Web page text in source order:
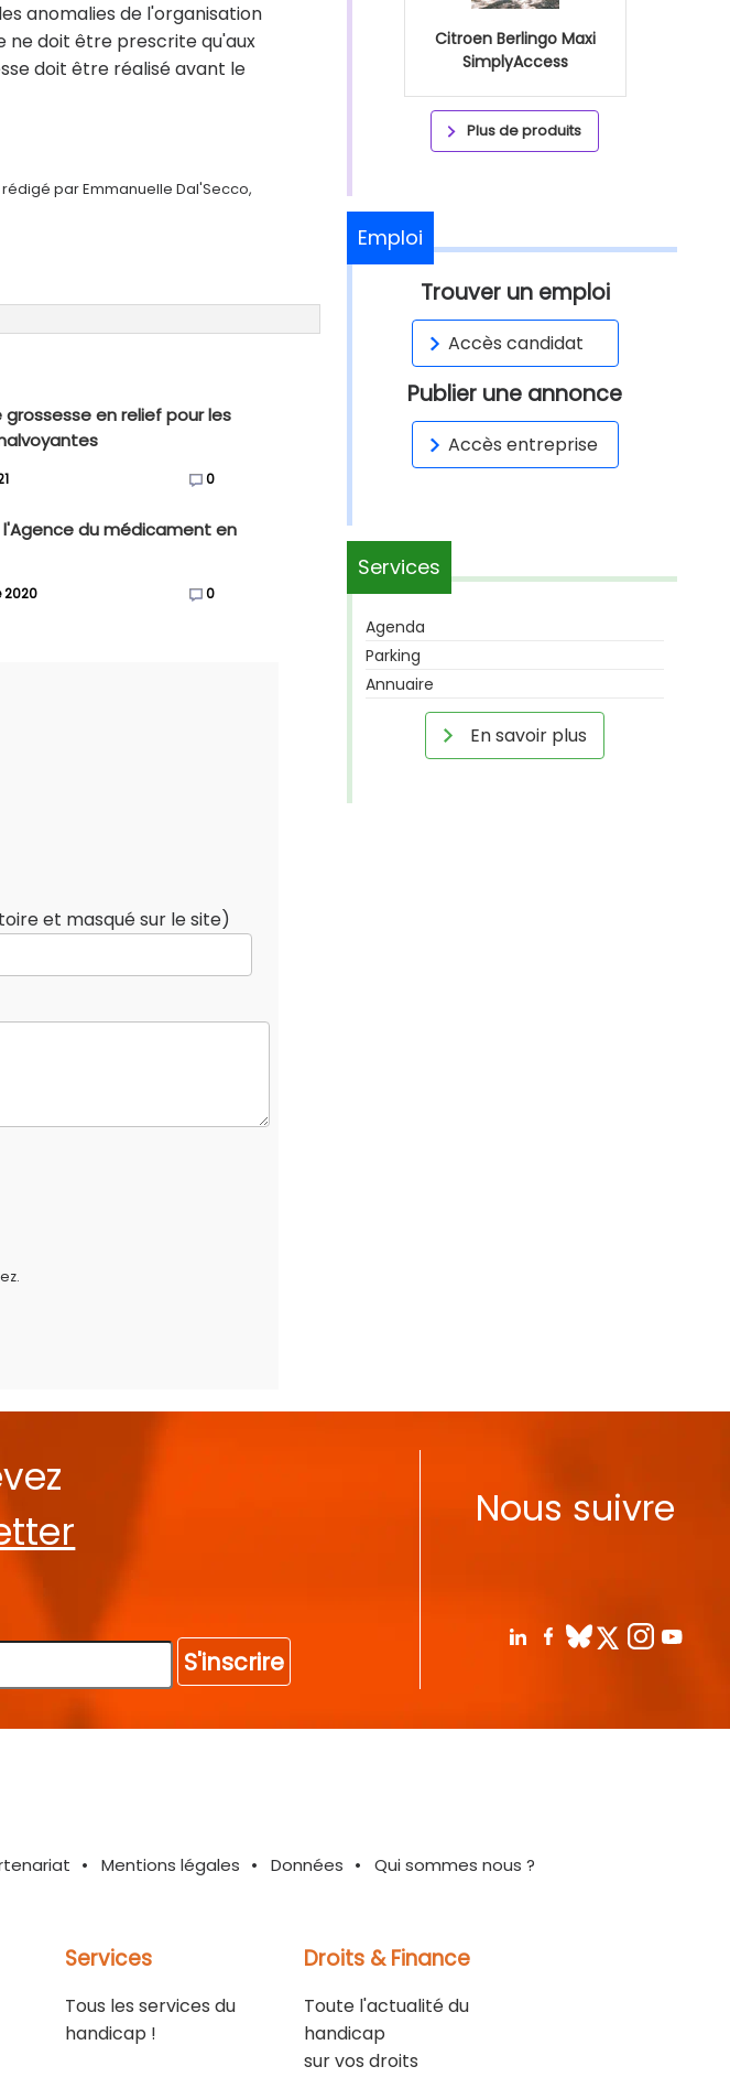
anomalies de l'organisation
ne doit être prescrite qu'aux
doit être réalisé avant le
par Emmanuelle Dal'Secco,
en relief pour les
0
l'Agence du médicament en
2020 0
et masqué sur le site)
Citroen Berlingo Maxi
SimplyAccess
Plus de produits
Emploi
Trouver un emploi
Accès candidat
Publier une annonce
Accès entreprise
Services
Agenda
Parking
Annuaire
En savoir plus
S'inscrire
Nous suivre
Mentions légales Données Qui sommes nous ?
Services
Tous les services du
handicap !
Droits & Finance
Toute l'actualité du
handicap
sur vos droits